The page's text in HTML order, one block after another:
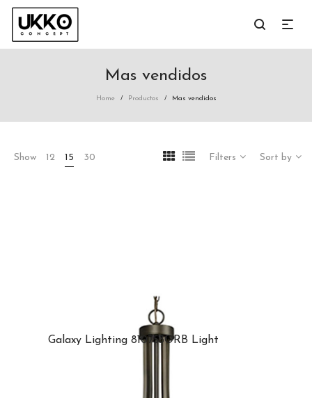
Mas vendidos
Home / Productos / Mas vendidos
Show 12 15 30 Filters Sort by
Galaxy Lighting 810753ORB Light